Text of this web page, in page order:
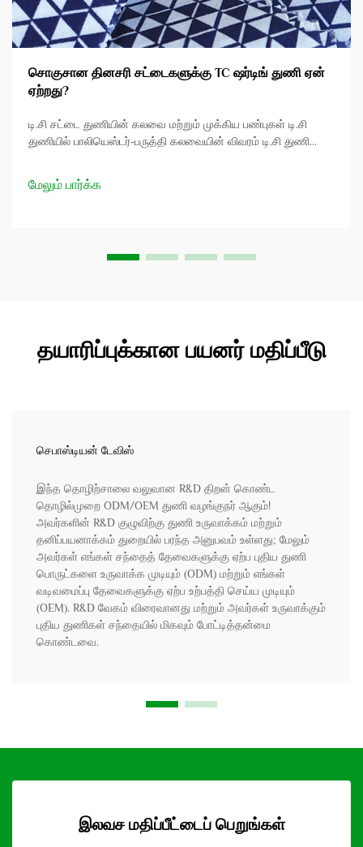
சொகுசான தினசரி சட்டைகளுக்கு TC ஷர்டிங் துணி ஏன்
ஏற்றது?
டி.சி சட்டை துணியின் கலவை மற்றும் முக்கிய பண்புகள் டி.சி
துணியில் பாலியெஸ்டர்-பருத்தி கலவையின் விவரம் டி.சி துணி
பெரும்பாலும் அது 65% பாலியெஸ்டர் மற்றும் 35% பருத்தி அளவில்
மேலும் பார்க்க
தயாரிப்புக்கான பயனர் மதிப்பீடு
செபாஸ்டியன் டேவிஸ்
இந்த தொழிற்சாலை வலுவான R&D திறன் கொண்ட
தொழில்முறை ODM/OEM துணி வழங்குநர் ஆகும்!
அவர்களின் R&D குழுவிற்கு துணி உருவாக்கம் மற்றும்
தனிப்பயனாக்கம் துறையில் பரந்த அனுபவம் உள்ளது; மேலும்
அவர்கள் எங்கள் சந்தைத் தேவைகளுக்கு ஏற்ப புதிய துணி
பொருட்களை உருவாக்க முடியும் (ODM) மற்றும் எங்கள்
வடிவமைப்பு தேவைகளுக்கு ஏற்ப உற்பத்தி செய்ய முடியும்
(OEM). R&D வேகம் விரைவானது மற்றும் அவர்கள் உருவாக்கும்
புதிய துணிகள் சந்தையில் மிகவும் போட்டித்தன்மை
கொண்டவை.
இலவச மதிப்பீட்டைப் பெறுங்கள்